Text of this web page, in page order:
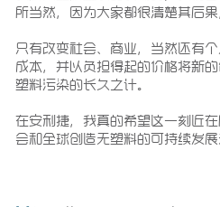
所当然，因为大家都很清楚其后果
只有改变社会、商业，当然还有
成本，并以负担得起的价格将新
塑料污染的长久之计。
在安利捷，我真的希望这一刻近
会和全球创造无塑料的可持续发展